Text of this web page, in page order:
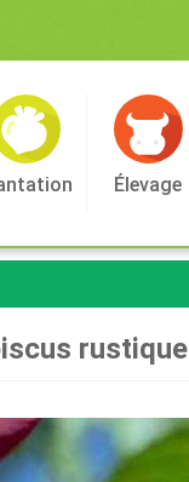
Élevage
rustique